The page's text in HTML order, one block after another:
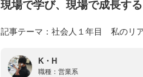
現場で学び、現場で成長す
記事テーマ：社会人１年目 私のリ
K・H
職種： 営業系